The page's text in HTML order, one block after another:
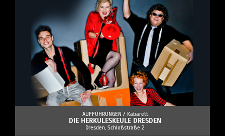
AUFFÜHRUNGEN / Kabarett
DIE HERKULESKEULE DRESDEN
Dresden, Schloßstraße 2